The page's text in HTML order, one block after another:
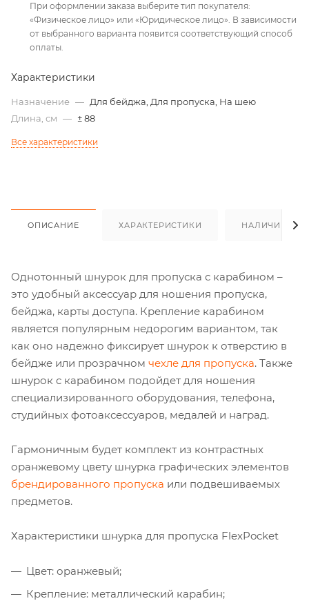
При оформлении заказа выберите тип покупателя:
«Физическое лицо» или «Юридическое лицо». В зависимости
от выбранного варианта появится соответствующий способ
оплаты.
Характеристики
Назначение — Для бейджа, Для пропуска, На шею
Длина, см — ± 88
Все характеристики
ОПИСАНИЕ ХАРАКТЕРИСТИКИ НАЛИЧИЕ
Однотонный шнурок для пропуска с карабином –
это удобный аксессуар для ношения пропуска,
бейджа, карты доступа. Крепление карабином
является популярным недорогим вариантом, так
как оно надежно фиксирует шнурок к отверстию в
бейдже или прозрачном чехле для пропуска. Также
шнурок с карабином подойдет для ношения
специализированного оборудования, телефона,
студийных фотоаксессуаров, медалей и наград.
Гармоничным будет комплект из контрастных
оранжевому цвету шнурка графических элементов
брендированного пропуска или подвешиваемых
предметов.
Характеристики шнурка для пропуска FlexPocket
Цвет: оранжевый;
Крепление: металлический карабин;